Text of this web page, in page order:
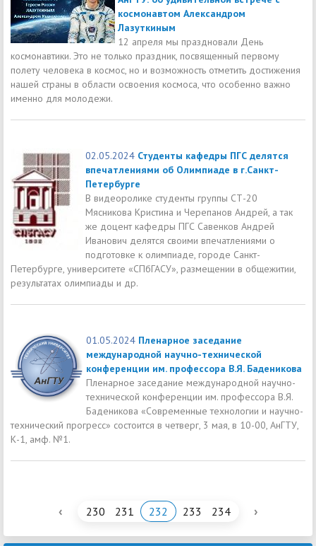
космонавтом Александром
Лазуткиным
12 апреля мы праздновали День
космонавтики. Это не только праздник, посвященный первому
полету человека в космос, но и возможность отметить достижения
нашей страны в области освоения космоса, что особенно важно
именно для молодежи.
02.05.2024 Студенты кафедры ПГС делятся
впечатлениями об Олимпиаде в г.Санкт-
Петербурге
В видеоролике студенты группы СТ-20
Мясникова Кристина и Черепанов Андрей, а так
же доцент кафедры ПГС Савенков Андрей
Иванович делятся своими впечатлениями о
подготовке к олимпиаде, городе Санкт-
Петербурге, университете «СПбГАСУ», размещении в общежитии,
результатах олимпиады и др.
01.05.2024 Пленарное заседание
международной научно-технической
конференции им. профессора В.Я. Баденикова
Пленарное заседание международной научно-
технической конференции им. профессора В.Я.
Баденикова «Современные технологии и научно-
технический прогресс» состоится в четверг, 3 мая, в 10-00, АнГТУ,
К-1, амф. №1.
‹ 230 231 232 233 234 ›